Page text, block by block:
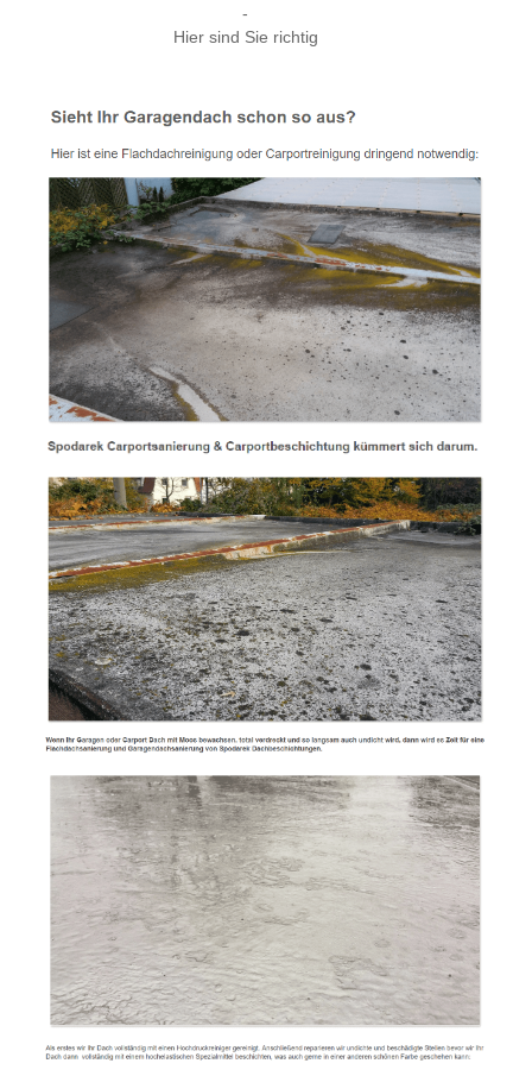
-
Hier sind Sie richtig